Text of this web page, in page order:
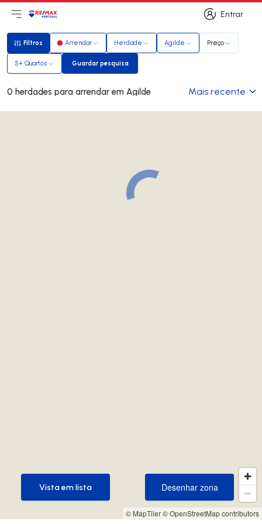
Entrar
Entrar
Abri menu principal
LogoIr para página inicial
Filtros
Filtros Arrendar Herdade Agilde Preço
5+ Quartos Guardar pesquisa
Guardar pesquisa
0 herdades para arrendar em Agilde Mais recente
© MapTiler© OpenStreetMap contributors
Desenhar zona
Desenhar zona
Vista em lista
Vista em lista